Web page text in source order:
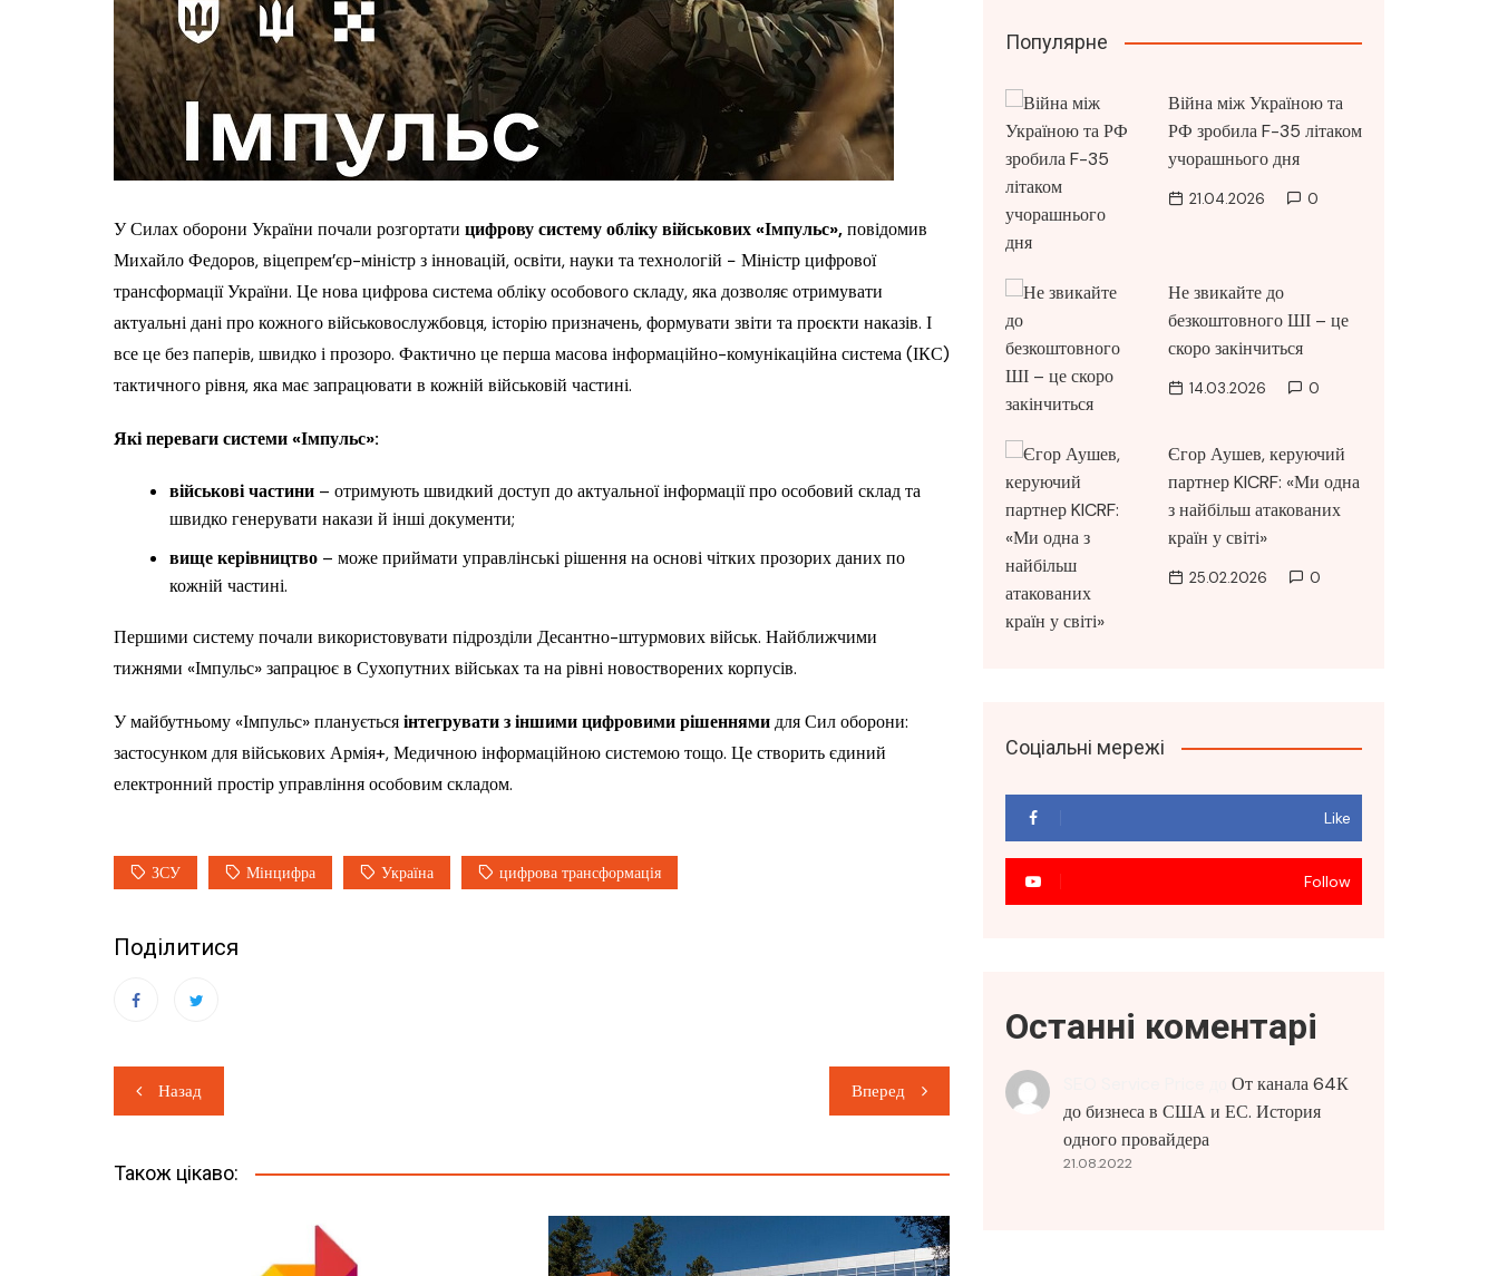
У Силах оборони України почали розгортати цифрову систему обліку військових «Імпульс»,повідомив
Михайло Федоров, віцепрем’єр-міністр з інновацій, освіти, науки та технологій − Міністр цифрової
трансформації України. Це нова цифрова система обліку особового складу, яка дозволяє отримувати
актуальні дані про кожного військовослужбовця, історію призначень, формувати звіти та проєкти наказів. І
все це без паперів, швидко і прозоро. Фактично це перша масова інформаційно-комунікаційна система (ІКС)
тактичного рівня, яка має запрацювати в кожній військовій частині.
Які переваги системи «Імпульс»:
військові частини – отримують швидкий доступ до актуальної інформації про особовий склад та
швидко генерувати накази й інші документи;
вище керівництво – може приймати управлінські рішення на основі чітких прозорих даних по
кожній частині.
Першими систему почали використовувати підрозділи Десантно-штурмових військ. Найближчими
тижнями «Імпульс» запрацює в Сухопутних військах та на рівні новостворених корпусів.
У майбутньому «Імпульс» плануєтьсяінтегрувати з іншими цифровими рішеннямидля Сил оборони:
застосунком для військових Армія+, Медичною інформаційною системою тощо. Це створить єдиний
електронний простір управління особовим складом.
ЗСУ Мінцифра Україна цифрова трансформація
Поділитися
Навігація
записів
Назад Вперед
Також цікаво:
Популярне
Війна між Україною та
РФ зробила F-35 літаком
учорашнього дня
21.04.2026 0
Не звикайте до
безкоштовного ШІ – це
скоро закінчиться
14.03.2026 0
Єгор Аушев, керуючий
партнер KICRF: «Ми одна
з найбільш атакованих
країн у світі»
25.02.2026 0
Соціальні мережі
Like
Follow
Останні коментарі
От канала 64К
до бизнеса в США и ЕС. История
одного провайдера
21.08.2022